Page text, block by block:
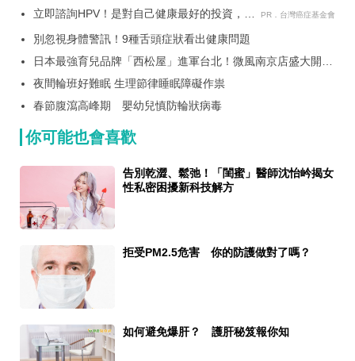
立即諮詢HPV！是對自己健康最好的投資，把
PR．台灣癌症基金會
別忽視身體警訊！9種舌頭症狀看出健康問題
日本最強育兒品牌「西松屋」進軍台北！微風南京店盛大開幕
推出首創限定好禮、熱銷款強勢登場！目標拓20 家全台門市
夜間輪班好難眠 生理節律睡眠障礙作祟
春節腹瀉高峰期 嬰幼兒慎防輪狀病毒
你可能也會喜歡
告別乾澀、鬆弛！「閨蜜」醫師沈怡岒揭女
性私密困擾新科技解方
拒受PM2.5危害 你的防護做對了嗎？
如何避免爆肝？ 護肝秘笈報你知